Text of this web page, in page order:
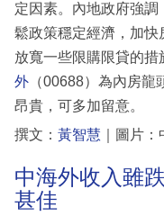
定因素。內地政府強
鬆政策穩定經濟，加
放寬一些限購限貸的措
外 （00688）為內房
昂貴，可多加留意。
撰文： 黃智慧 ｜圖片
中海外收入雖
甚佳